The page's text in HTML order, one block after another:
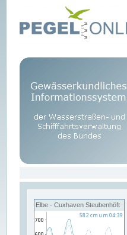
Elbe - Cuxhaven Steubenhöft